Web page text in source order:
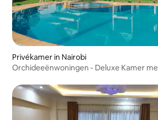
Privékamer in Nairobi
Orchideeënwoningen - Deluxe Kamer